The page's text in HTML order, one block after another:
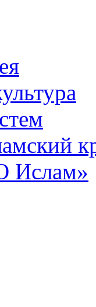
Ислам»